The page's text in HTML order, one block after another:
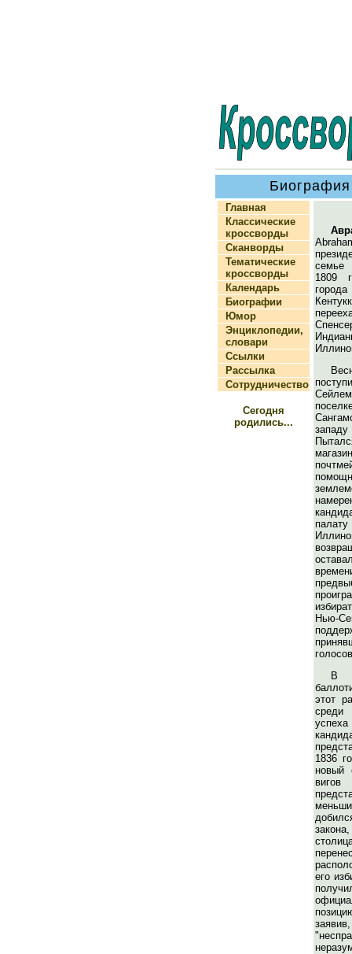
Главная
Классические
кроссворды
Сканворды
Тематические
кроссворды
Календарь
Биографии
Юмор
Энциклопедии,
словари
Ссылки
Рассылка
Сотрудничество
Сегодня
родились...
семье
1809
Нью-
В
этот
среди
1836
новый
его